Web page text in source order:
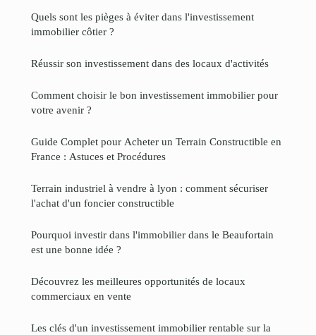
Quels sont les pièges à éviter dans l'investissement
immobilier côtier ?
Réussir son investissement dans des locaux d'activités
Comment choisir le bon investissement immobilier pour
votre avenir ?
Guide Complet pour Acheter un Terrain Constructible en
France : Astuces et Procédures
Terrain industriel à vendre à lyon : comment sécuriser
l'achat d'un foncier constructible
Pourquoi investir dans l'immobilier dans le Beaufortain
est une bonne idée ?
Découvrez les meilleures opportunités de locaux
commerciaux en vente
Les clés d'un investissement immobilier rentable sur la